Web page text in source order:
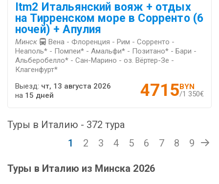
Itm2 Итальянский вояж + отдых
на Тирренском море в Сорренто (6
ночей) + Апулия
Минск
Вена - Флоренция - Рим - Сорренто -
Неаполь* - Помпеи* - Амальфи* - Позитано* - Бари -
Альберобелло* - Сан-Марино - оз. Вёртер-Зе -
Клагенфурт*
4715BYN
/1 350€
Выезд: чт, 13 августа 2026
на 15 дней
Туры в Италию - 372 тура
1
2 3 4 5 6 7 8 9
Туры в Италию из Минска 2026